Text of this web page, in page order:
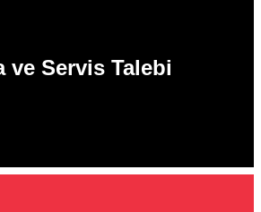
ve Servis Talebi